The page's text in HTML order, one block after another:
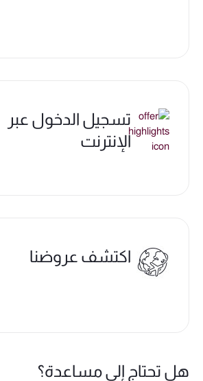
تسجيل الدخول عبر
الإنترنت
اكتشف عروضنا
هل تحتاج إلى مساعدة؟